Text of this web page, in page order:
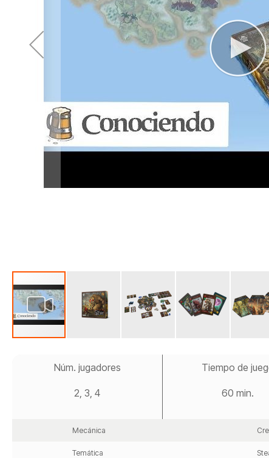
Núm. jugadores
2, 3, 4
Tiempo de
60 min.
Mecánica
Temática